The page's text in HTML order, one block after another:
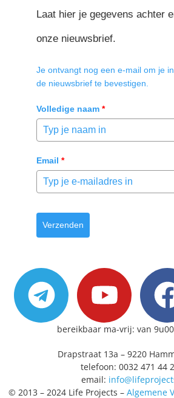
Laat hier je gegevens achter
onze nieuwsbrief.
Je ontvangt nog een e-mail om je
de nieuwsbrief te bevestigen.
Volledige naam *
Email *
Verzenden
bereikbaar ma-vrij: van
Drapstraat 13a – 9220
telefoon: 0032 471 44
email:
© 2013 – 2024 Life Projects – Algemene